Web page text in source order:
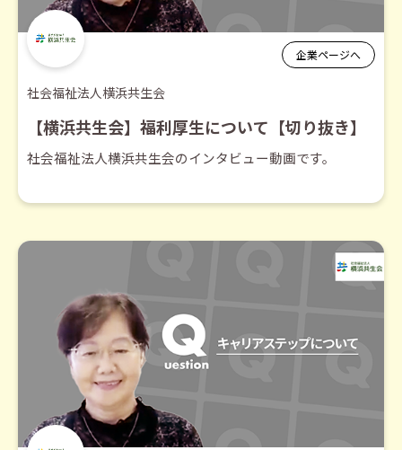
企業ページへ
社会福祉法人横浜共生会
【横浜共生会】福利厚生について【切り抜き】
社会福祉法人横浜共生会のインタビュー動画です。